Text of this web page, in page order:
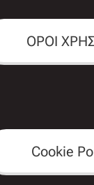
ΟΡΟΙ
Cookie